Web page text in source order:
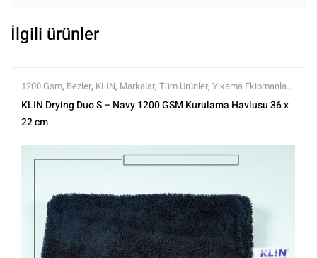
İlgili ürünler
1200 Gsm, Bezler, KLIN, Markalar, Tüm Ürünler, Yıkama Ekipmanları,
Yıkama Ürünleri
KLIN Drying Duo S – Navy 1200 GSM Kurulama Havlusu 36 x
22 cm